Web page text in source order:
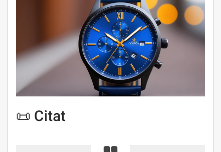
📜 Citat